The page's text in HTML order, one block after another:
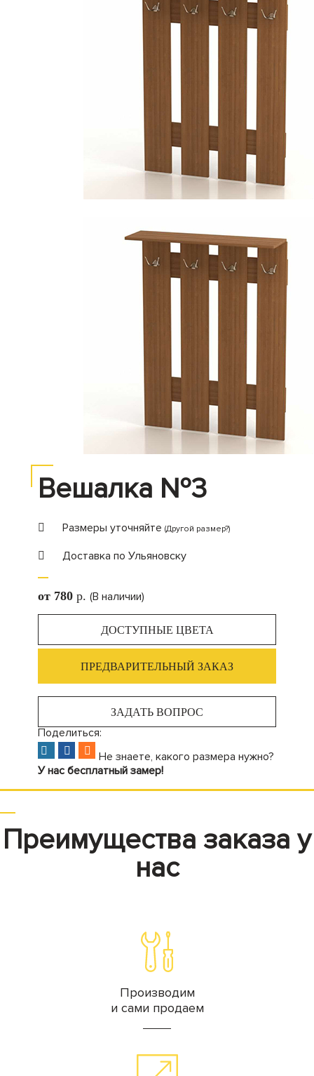
Вешалка №3
Размеры уточняйте (Другой размер?)
Доставка по Ульяновску
от 780 p. (В наличии)
ДОСТУПНЫЕ ЦВЕТА
ПРЕДВАРИТЕЛЬНЫЙ ЗАКАЗ
ЗАДАТЬ ВОПРОС
Поделиться:
Не знаете, какого размера нужно?
У нас бесплатный замер!
Преимущества заказа у
нас
Производим
и сами продаем